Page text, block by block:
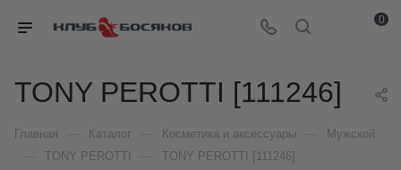
0
TONY PEROTTI [111246]
Главная Каталог Косметика и аксессуары Мужской
TONY PEROTTI TONY PEROTTI [111246]